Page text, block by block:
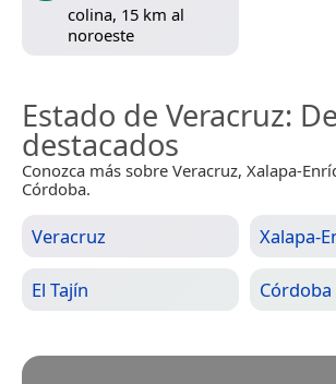
colina, 15 km al
noroeste
Estado de Veracruz:
destacados
Conozca más sobre Veracruz, Xalapa-
Córdoba.
Veracruz Xalapa-
El Tajín Córdoba